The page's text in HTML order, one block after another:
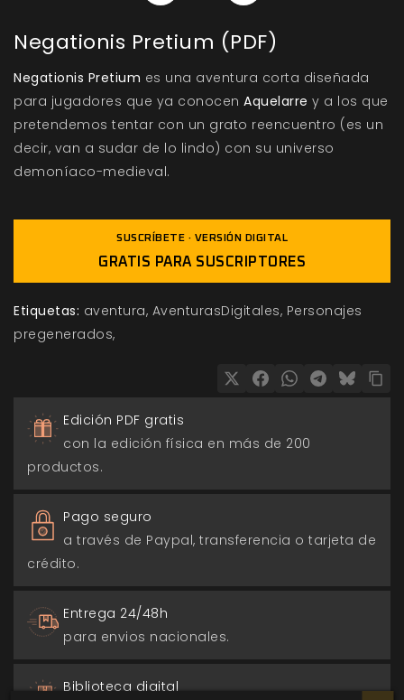
Negationis Pretium (PDF)
Negationis Pretium es una aventura corta diseñada
para jugadores que ya conocen Aquelarre y a los que
pretendemos tentar con un grato reencuentro (es un
decir, van a sudar de lo lindo) con su universo
demoníaco-medieval.
SUSCRÍBETE · VERSIÓN DIGITAL
GRATIS PARA SUSCRIPTORES
Etiquetas: aventura AventurasDigitales Personajes
pregenerados
Edición PDF gratis
con la edición física en más de 200
productos.
Pago seguro
a través de Paypal, transferencia o tarjeta de
crédito.
Entrega 24/48h
para envios nacionales.
Biblioteca digital